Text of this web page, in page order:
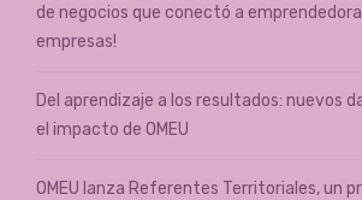
de negocios que conectó a
empresas!
Del aprendizaje a los resultados: nuevos
el impacto de OMEU
OMEU lanza Referentes Territoriales, un